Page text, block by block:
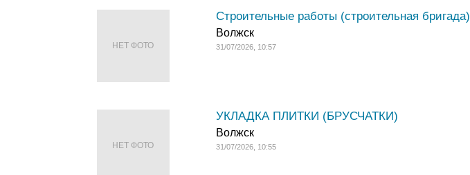
НЕТ ФОТО
Строительные работы (строительная бригада)
Волжск
31/07/2026, 10:57
НЕТ ФОТО
УКЛАДКА ПЛИТКИ (БРУСЧАТКИ)
Волжск
31/07/2026, 10:55